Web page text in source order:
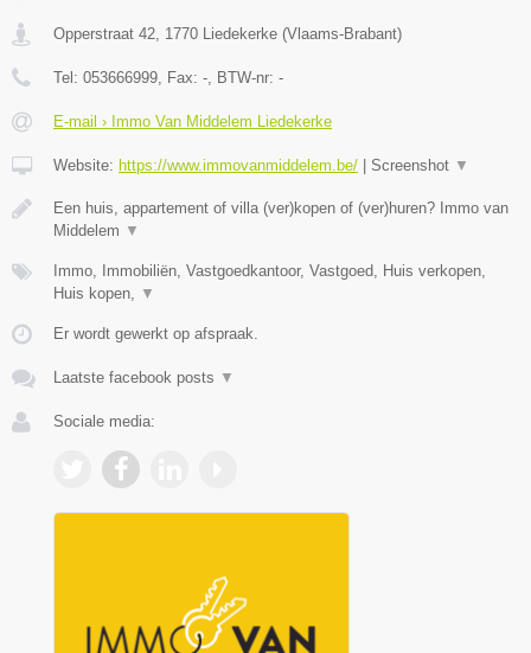
Opperstraat 42 1770 Liedekerke (Vlaams-Brabant)
Tel: 053666999 , Fax: - , BTW-nr: -
E-mail › Immo Van Middelem Liedekerke
Website: https://www.immovanmiddelem.be/ Screenshot ▼
Een huis, appartement of villa (ver)kopen of (ver)huren? Immo van
Middelem ▼
Immo, Immobiliën, Vastgoedkantoor, Vastgoed, Huis verkopen,
Huis kopen,
▼
Er wordt gewerkt op afspraak.
Laatste facebook posts ▼
Sociale media: